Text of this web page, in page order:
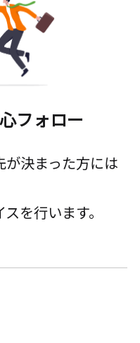
フォロー
決まった方には
を行います。